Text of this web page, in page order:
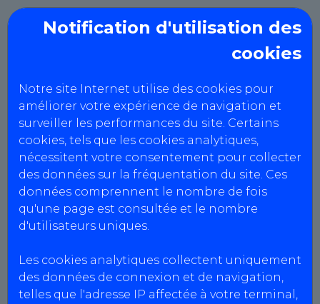
Notification d'utilisation des
cookies
Notre site Internet utilise des cookies pour
améliorer votre expérience de navigation et
surveiller les performances du site. Certains
cookies, tels que les cookies analytiques,
nécessitent votre consentement pour collecter
des données sur la fréquentation du site. Ces
données comprennent le nombre de fois
qu'une page est consultée et le nombre
d'utilisateurs uniques.
Les cookies analytiques collectent uniquement
des données de connexion et de navigation,
telles que l'adresse IP affectée à votre terminal,
A53 - LAVAL
Mentions Légales
Informations centres
A53 - LAVAL
Agrément : S053Z069
SIRET : 410 691 430 00061
FR90410691430
Capital social : 7622.45 €